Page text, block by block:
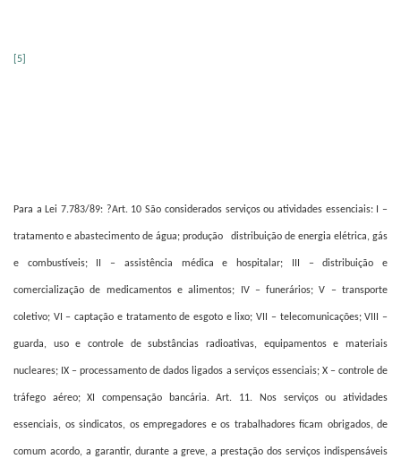
[5]
Para a Lei 7.783/89: ?Art. 10 São considerados serviços ou atividades essenciais: I –
tratamento e abastecimento de água; produção distribuição de energia elétrica, gás
e combustíveis; II – assistência médica e hospitalar; III – distribuição e
comercialização de medicamentos e alimentos; IV – funerários; V – transporte
coletivo; VI – captação e tratamento de esgoto e lixo; VII – telecomunicações; VIII –
guarda, uso e controle de substâncias radioativas, equipamentos e materiais
nucleares; IX – processamento de dados ligados a serviços essenciais; X – controle de
tráfego aéreo; XI compensação bancária. Art. 11. Nos serviços ou atividades
essenciais, os sindicatos, os empregadores e os trabalhadores ficam obrigados, de
comum acordo, a garantir, durante a greve, a prestação dos serviços indispensáveis